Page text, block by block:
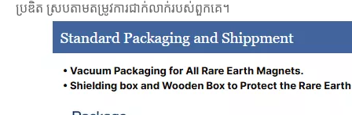
ប្រឌិត ស្របតាមតម្រូវការជាក់លាក់របស់ពួកគេ។